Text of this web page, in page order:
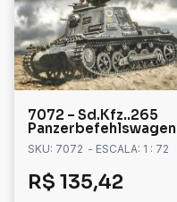
7072 – Sd.Kfz..265
Panzerbefehlswagen
SKU: 7072 - ESCALA: 1 : 72
R$ 135,42